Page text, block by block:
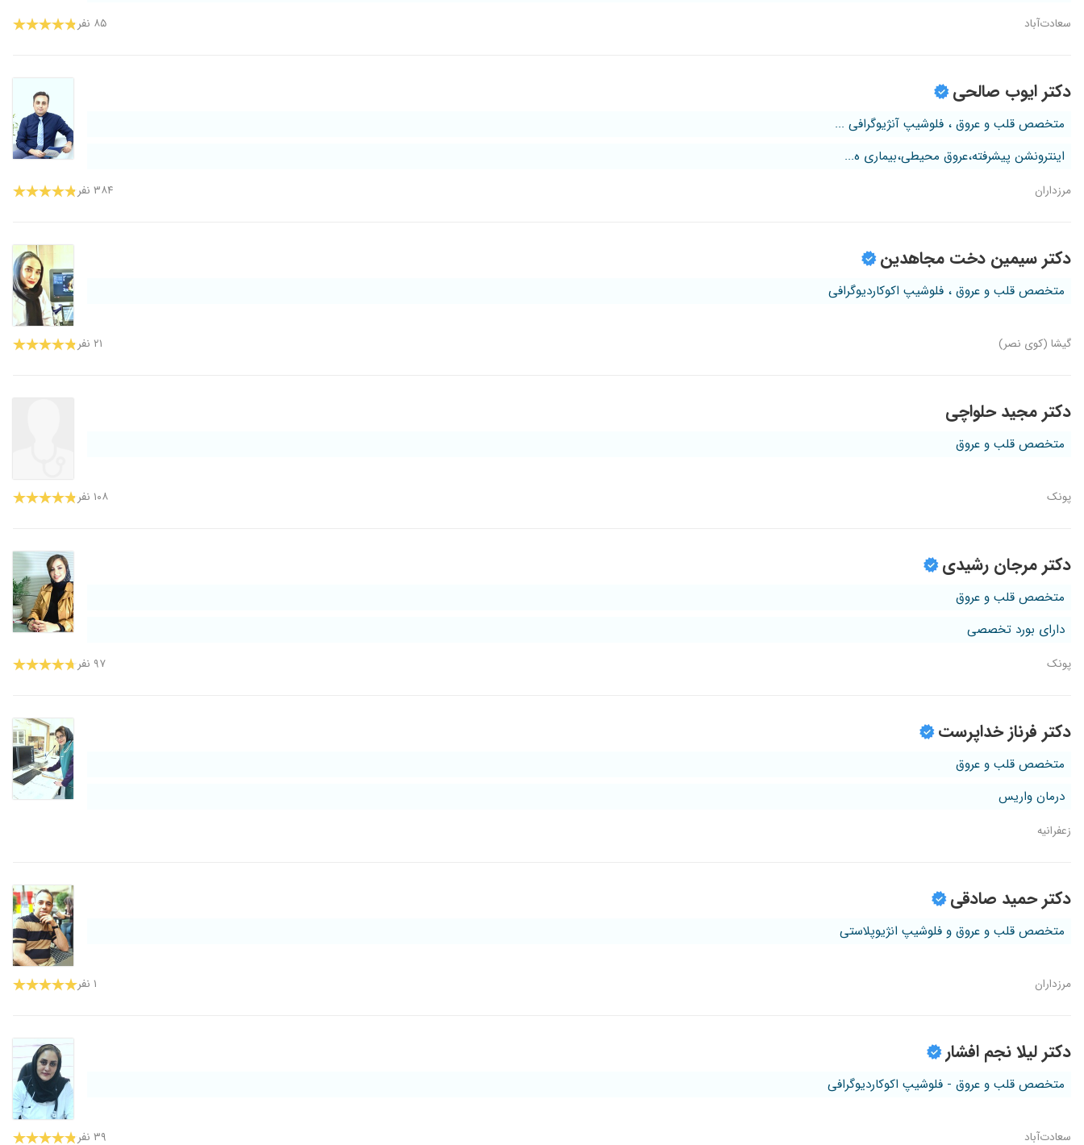
سعادت‌آباد ۸۵ نفر
دکتر ایوب صالحی
متخصص قلب و عروق ، فلوشیپ آنژیوگرافی ...
اینترونشن پیشرفته،عروق محیطی،بیماری ه...
مرزداران ۳۸۴ نفر
دکتر سیمین دخت مجاهدین
متخصص قلب و عروق ، فلوشیپ اکوکاردیوگرافی
گیشا (کوی نصر) ۲۱ نفر
دکتر مجید حلواچی
متخصص قلب و عروق
پونک ۱۰۸ نفر
دکتر مرجان رشیدی
متخصص قلب و عروق
دارای بورد تخصصی
پونک ۹۷ نفر
دکتر فرناز خداپرست
متخصص قلب و عروق
درمان واریس
زعفرانیه
دکتر حمید صادقی
متخصص قلب و عروق و فلوشیپ انژیوپلاستی
مرزداران ۱ نفر
دکتر لیلا نجم افشار
متخصص قلب و عروق - فلوشیپ اکوکاردیوگرافی
سعادت‌آباد ۳۹ نفر